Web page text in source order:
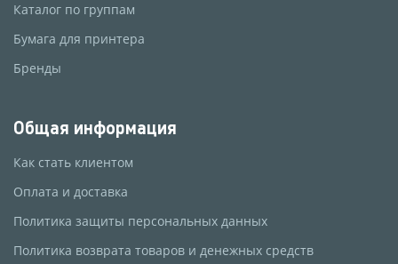
Каталог по группам
Бумага для принтера
Бренды
Общая информация
Как стать клиентом
Оплата и доставка
Политика защиты персональных данных
Политика возврата товаров и денежных средств